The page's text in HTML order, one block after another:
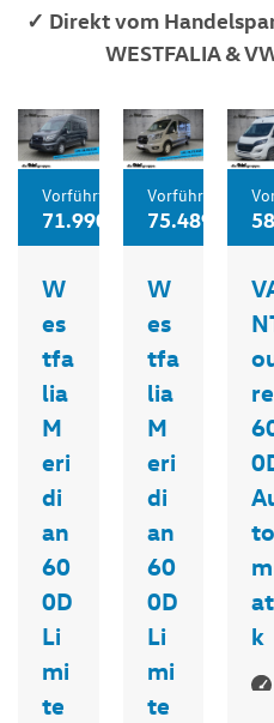
✓ Direkt vom
WESTFALIA &
Vorführfahrzeug
71.990,00 €
W
es
tfa
lia
M
eri
di
an
60
0D
Li
mi
te
Vorführfahrzeug
75.489,99 €
W
es
tfa
lia
M
eri
di
an
60
0D
Li
mi
te
to
m
k